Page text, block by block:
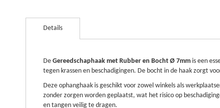
naar
afbeeldingen-
Details
De Gereedschaphaak met Rubber en Bocht Ø 7mm is een
tegen krassen en beschadigingen. De bocht in de haak zorgt
Deze ophanghaak is geschikt voor zowel winkels als
zonder zorgen worden geplaatst, wat het risico op
en tangen veilig te dragen.